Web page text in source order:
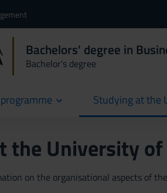
Bachelors' degree in
Bachelor's degree
Studying at the
the University of
on the organisational aspects of